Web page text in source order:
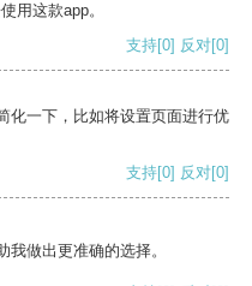
用这款app。
支持[0] 反对[0]
化一下，比如将设置页面进行优
支持[0] 反对[0]
做出更准确的选择。